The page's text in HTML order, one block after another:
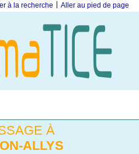
à la recherche Aller au pied de page
À
ALLYS